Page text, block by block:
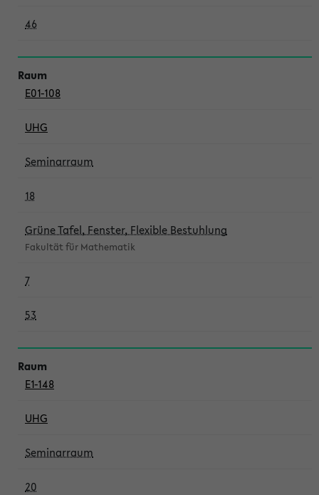
46
E01-108
UHG
Seminarraum
18
Grüne Tafel, Fenster, Flexible Bestuhlung
Fakultät für Mathematik
7
53
E1-148
UHG
Seminarraum
20